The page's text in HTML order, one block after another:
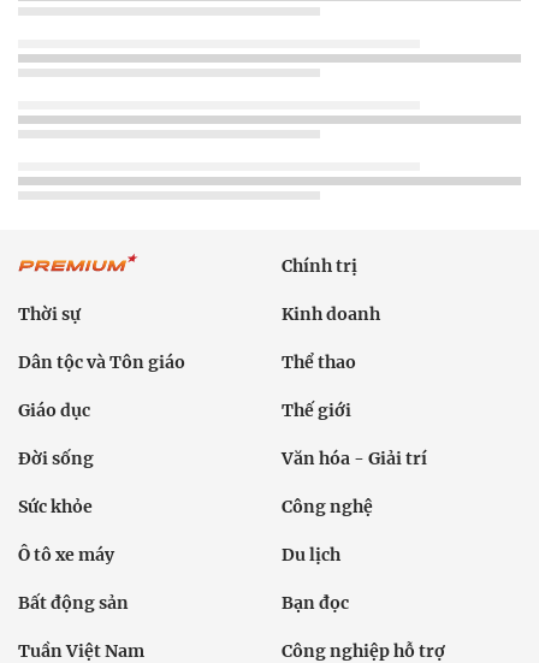
Chính trị
Thời sự Kinh doanh
Dân tộc và Tôn giáo Thể thao
Giáo dục Thế giới
Đời sống Văn hóa - Giải trí
Sức khỏe Công nghệ
Ô tô xe máy Du lịch
Bất động sản Bạn đọc
Tuần Việt Nam Công nghiệp hỗ trợ